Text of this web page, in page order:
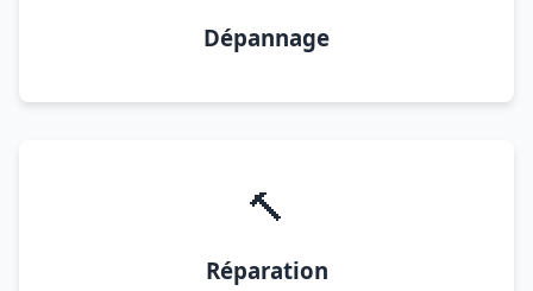
Dépannage
🔨
Réparation